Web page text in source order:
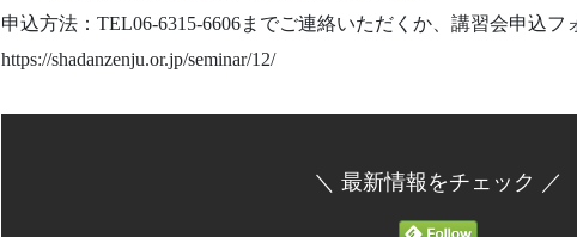
申込方法： TEL06-6315-6606までご連絡いただくか、講習会申込フ
https://shadanzenju.or.jp/seminar/12/
＼ 最新情報をチェック ／